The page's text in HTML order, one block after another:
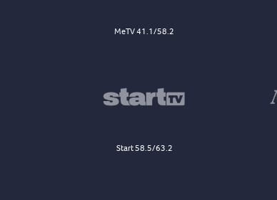
MeTV 41.1/58.2
Start 58.5/63.2